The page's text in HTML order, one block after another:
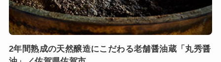
2年間熟成の天然醸造にこだわる老舗醤油蔵「丸秀醤